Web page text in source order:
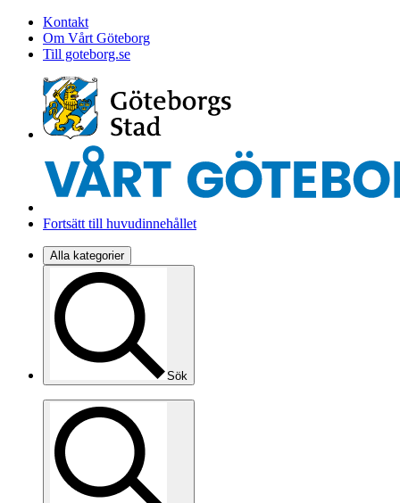
Kontakt
Om Vårt Göteborg
Till goteborg.se
Fortsätt till huvudinnehållet
Alla kategorier
Sök